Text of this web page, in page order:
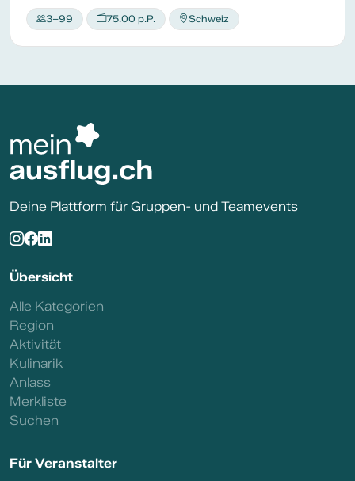
3–99 75.00 p.P. Schweiz
Deine Plattform für Gruppen- und Teamevents
Übersicht
Alle Kategorien
Region
Aktivität
Kulinarik
Anlass
Merkliste
Suchen
Für Veranstalter